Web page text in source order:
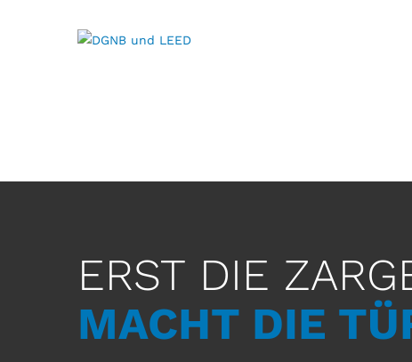
ERST DIE
MACHT DIE